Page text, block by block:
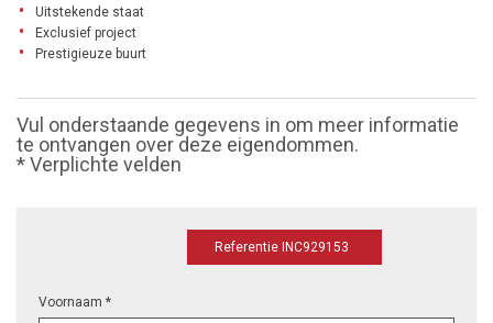
Uitstekende staat
Exclusief project
Prestigieuze buurt
Vul onderstaande gegevens in om meer informatie
te ontvangen over deze eigendommen.
* Verplichte velden
Referentie INC929153
Voornaam *